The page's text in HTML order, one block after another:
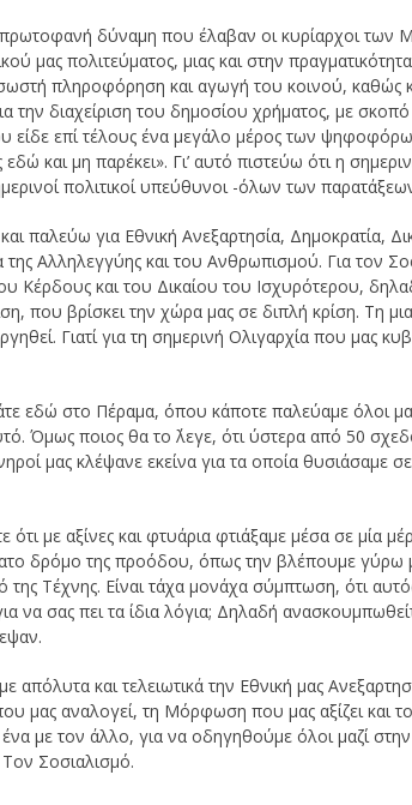
δύναμη που έλαβαν οι κυρίαρχοι των
μας πολιτεύματος, μιας και στην
πληροφόρηση και αγωγή του κοινού, καθώς
την διαχείριση του δημοσίου χρήματος, με
είδε επί τέλους ένα μεγάλο μέρος των
και μη παρέκει». Γι’ αυτό πιστεύω ότι η
πολιτικοί υπεύθυνοι -όλων των
παλεύω για Εθνική Ανεξαρτησία, Δημοκρατία,
της Αλληλεγγύης και του Ανθρωπισμού. Για τον
Κέρδους και του Δικαίου του Ισχυρότερου,
που βρίσκει την χώρα μας σε διπλή κρίση. Τη
Γιατί για τη σημερινή Ολιγαρχία που μας
εδώ στο Πέραμα, όπου κάποτε παλεύαμε όλοι
Όμως ποιος θα το ΄λεγε, ότι ύστερα από 50
μας κλέψανε εκείνα για τα οποία θυσιάσαμε
ότι με αξίνες και φτυάρια φτιάξαμε μέσα σε μία
δρόμο της προόδου, όπως την βλέπουμε γύρω
Τέχνης. Είναι τάχα μονάχα σύμπτωση, ότι
να σας πει τα ίδια λόγια; Δηλαδή
και τελειωτικά την Εθνική μας
μας αναλογεί, τη Μόρφωση που μας αξίζει και
με τον άλλο, για να οδηγηθούμε όλοι μαζί στην
Σοσιαλισμό.